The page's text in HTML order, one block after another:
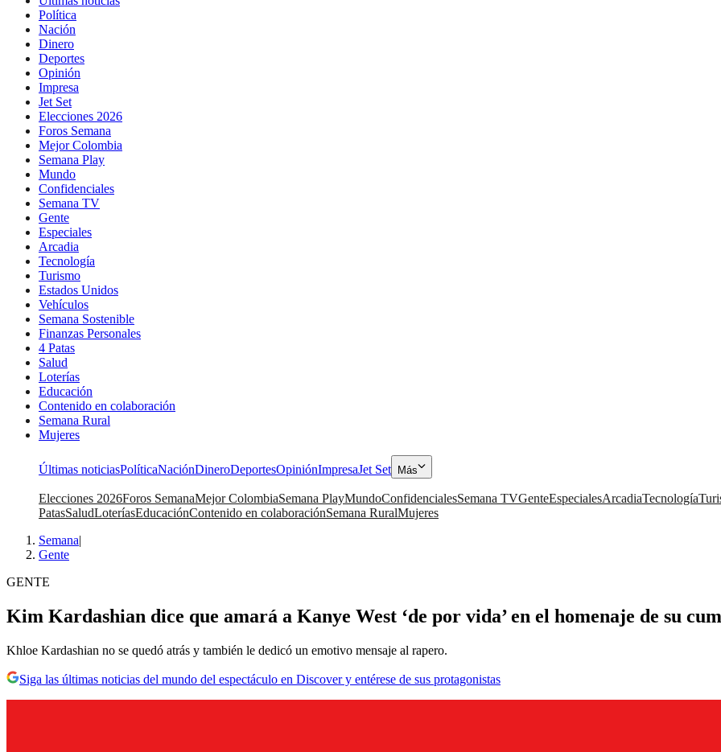
Política
Nación
Dinero
Deportes
Opinión
Impresa
Jet Set
Elecciones 2026
Foros Semana
Mejor Colombia
Semana Play
Mundo
Confidenciales
Semana TV
Gente
Especiales
Arcadia
Tecnología
Turismo
Estados Unidos
Vehículos
Semana Sostenible
Finanzas Personales
4 Patas
Salud
Loterías
Educación
Contenido en colaboración
Semana Rural
Mujeres
Últimas noticiasPolíticaNaciónDineroDeportesOpiniónImpresaJet Set Más
Elecciones 2026Foros SemanaMejor ColombiaSemana PlayMundoConfidencialesSemana TVGenteEspecialesArcadiaTecnología
PatasSaludLoteríasEducaciónContenido en colaboraciónSemana RuralMujeres
Semana|
Gente
GENTE
Kim Kardashian dice que amará a Kanye West ‘de por vida’ en el homenaje de su
Khloe Kardashian no se quedó atrás y también le dedicó un emotivo mensaje al rapero.
Siga las últimas noticias del mundo del espectáculo en Discover y entérese de sus protagonistas